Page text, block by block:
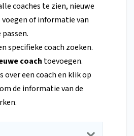
coaches te zien, nieuwe
of informatie van
specifieke coach zoeken.
coach toevoegen.
over een coach en klik op
de informatie van de